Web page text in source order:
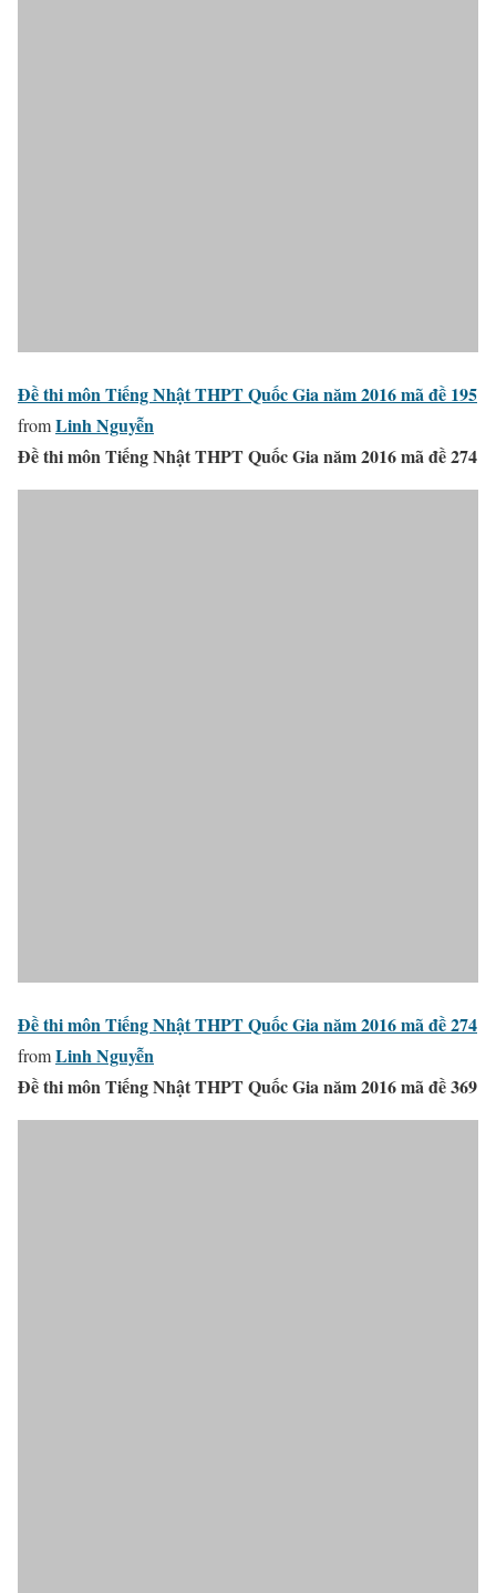
Đề thi môn Tiếng Nhật THPT Quốc Gia năm 2016 mã đề 195
fromLinh Nguyễn
Đề thi môn Tiếng Nhật THPT Quốc Gia năm 2016 mã đề 274
Đề thi môn Tiếng Nhật THPT Quốc Gia năm 2016 mã đề 274
fromLinh Nguyễn
Đề thi môn Tiếng Nhật THPT Quốc Gia năm 2016 mã đề 369